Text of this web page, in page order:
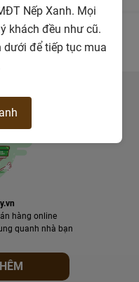
hàng online
quanh nhà bạn
Nếp Xanh. Mọi
khách đều như cũ.
dưới để tiếp tục mua